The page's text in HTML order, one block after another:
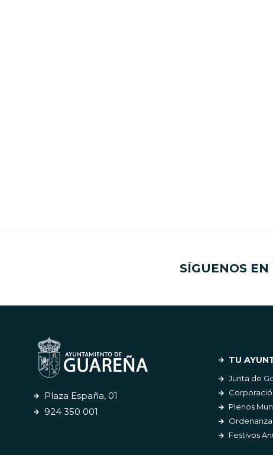
SÍGUENOS EN
Plaza España, 01
924 350 001
TU
Junta de
Plenos
Festivos